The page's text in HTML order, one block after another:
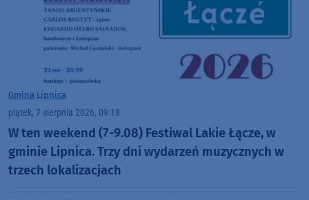
Gmina Lipnica
piątek, 7 sierpnia 2026, 09:18
W ten weekend (7-9.08) Festiwal Lakie Łącze, w
gminie Lipnica. Trzy dni wydarzeń muzycznych w
trzech lokalizacjach